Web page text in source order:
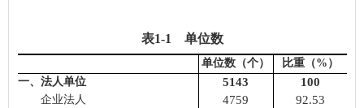
表1-1 单位数
单位数（个） 比重（% ）
一、法人单位
5143 100
企业法人 4759 92.53